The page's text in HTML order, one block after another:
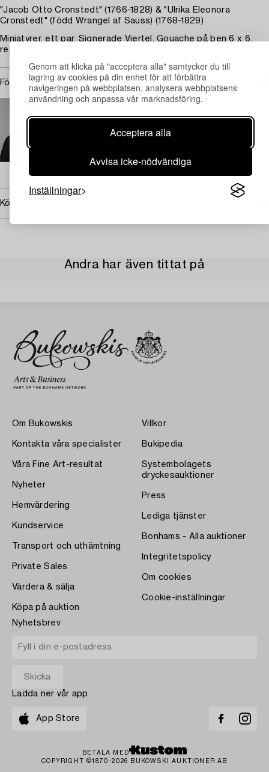
Genom att klicka på "acceptera alla" samtycker du till
lagring av cookies på din enhet för att förbättra
navigeringen på webbplatsen, analysera webbplatsens
användning och anpassa vår marknadsföring.
Acceptera alla
Avvisa icke-nödvändiga
Inställningar
"Jacob Otto Cronstedt" (1766-1828) & "Ulrika Eleonora
Cronstedt" (född Wrangel af Sauss) (1768-1829)
Miniatyrer, ett par. Signerade Viertel. Gouache på ben 6 x 6,
resp 6,5 x 6,5 cm. Samtida svärtade ramar med bronsornament.
För konditionsrapport kontakta specialist
STOCKHOLM
Johan Jinnerot
Specialist konst, ansvarig äldre måleri
Köpinformation
Andra har även tittat på
Om Bukowskis
Kontakta våra specialister
Våra Fine Art-resultat
Nyheter
Hemvärdering
Kundservice
Transport och uthämtning
Private Sales
Värdera & sälja
Köpa på auktion
Villkor
Bukipedia
Systembolagets
dryckesauktioner
Press
Lediga tjänster
Bonhams - Alla auktioner
Integritetspolicy
Om cookies
Cookie-inställningar
Nyhetsbrev
Ladda ner vår app
App Store
BETALA MED
COPYRIGHT ©1870-2026 BUKOWSKI AUKTIONER AB